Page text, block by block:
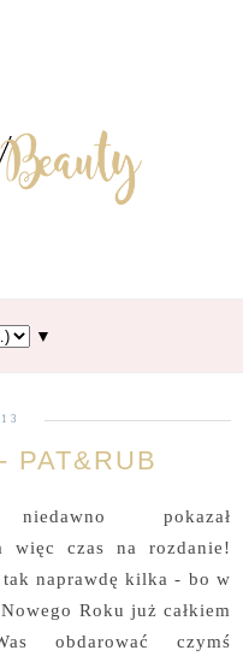
▼
PAT&RUB
pokazał
więc czas na rozdanie!
naprawdę kilka - bo w
Roku już całkiem
obdarować czymś